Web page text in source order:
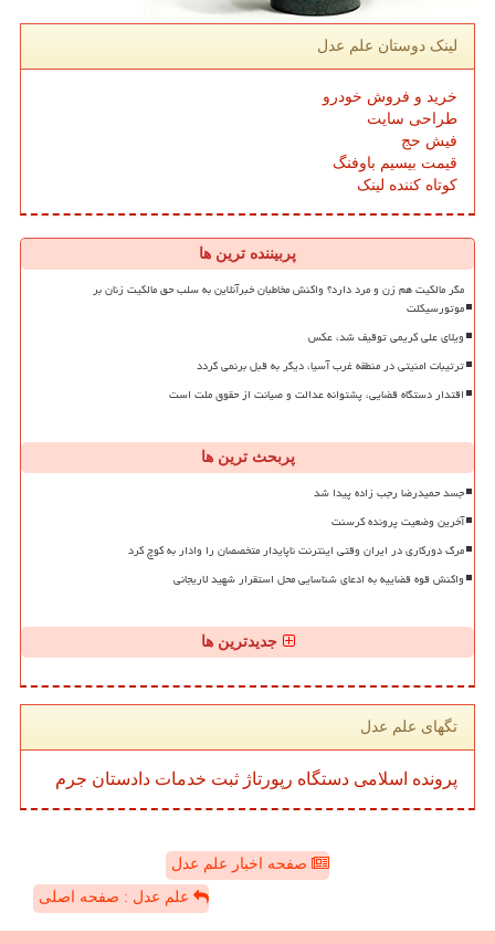
لینک دوستان علم عدل
خرید و فروش خودرو
طراحی سایت
فیش حج
قیمت بیسیم باوفنگ
کوتاه کننده لینک
پربیننده ترین ها
مگر مالکیت هم زن و مرد دارد؟ واکنش مخاطبان خبرآنلاین به سلب حق مالکیت زنان بر
موتورسیکلت
ویلای علی کریمی توقیف شد، عکس
ترتیبات امنیتی در منطقه غرب آسیا، دیگر به قبل برنمی گردد
اقتدار دستگاه قضایی، پشتوانه عدالت و صیانت از حقوق ملت است
پربحث ترین ها
جسد حمیدرضا رجب زاده پیدا شد
آخرین وضعیت پرونده کرسنت
مرگ دورکاری در ایران وقتی اینترنت ناپایدار متخصصان را وادار به کوچ کرد
واکنش قوه قضاییه به ادعای شناسایی محل استقرار شهید لاریجانی
جدیدترین ها
تگهای علم عدل
پرونده اسلامی دستگاه رپورتاژ ثبت خدمات دادستان جرم
صفحه اخبار علم عدل
علم عدل : صفحه اصلی